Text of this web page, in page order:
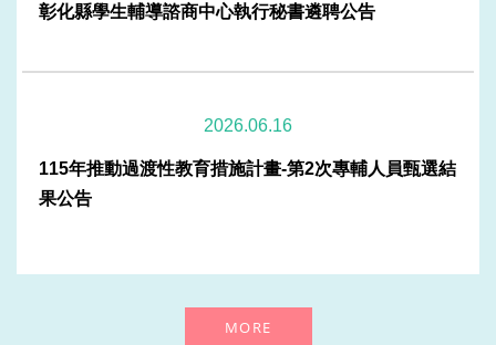
114年專任專業輔導人員(社會工作師)錄取公告
114年專案行政助理錄取公告
彰化縣學生輔導諮商中心執行秘書遴聘公告
彰化縣學生輔導諮商中心執行秘書遴聘公告
2026.06.16
115年推動過渡性教育措施計畫-第2次專輔人員甄選結
果公告
MORE